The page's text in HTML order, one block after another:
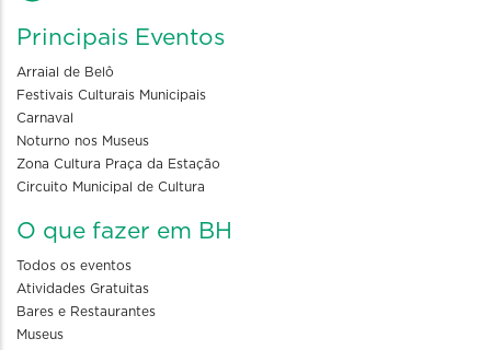
Principais Eventos
Arraial de Belô
Festivais Culturais Municipais
Carnaval
Noturno nos Museus
Zona Cultura Praça da Estação
Circuito Municipal de Cultura
O que fazer em BH
Todos os eventos
Atividades Gratuitas
Bares e Restaurantes
Museus